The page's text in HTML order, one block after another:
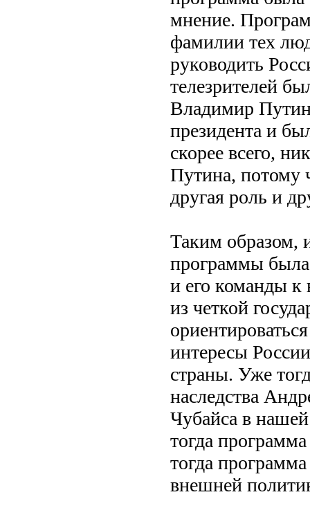
мнение.
фамилии тех
руководить
телезрителей
Владимир
президента и
скорее всего,
Путина, потому
другая роль и
Таким образом,
программы
и его команды к
из четкой
интересы
страны. Уже
наследства
Чубайса в
тогда
тогда
внешней